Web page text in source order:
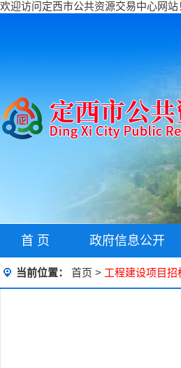
欢迎访问定西市公共资源交易中心网站
首 页 政府信息公开
当前位置： 首页 > 工程建设项目招